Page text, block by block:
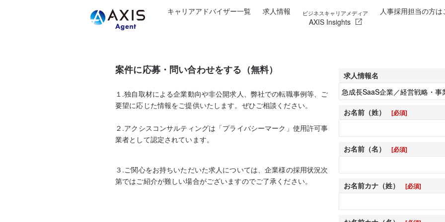
キャリアアドバイザー一覧 求人情報 ビジネスキャリアメディア
AXIS Insights
人事採用担当の方は
案件に応募・問い合わせをする（無料）
１.独自取材による企業動向や非公開求人、弊社での転職事例等、ご
要望に応じた情報をご提供いたします。ぜひご相談ください。
２.アクシスコンサルティングは「プライバシーマーク」使用許可事
業者として認定されています。
３.ご関心をお持ちいただいた求人については、企業様の採用状況次
第ではご紹介が難しい場合がございますのでご了承ください。
求人情報名
お名前（姓） [必須]
お名前（名） [必須]
お名前カナ（姓） [必須]